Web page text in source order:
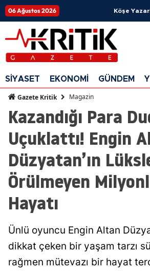
06 Ağustos 2026 Köşe
SİYASET EKONOMİ GÜNDEM
Gazete Kritik Magazin
Kazandığı Para
Uçuklattı! Engin
Düzyatan’ın
Örülmeyen
Hayatı
Ünlü oyuncu Engin Altan
dikkat çeken bir yaşam tarzı
rağmen mütevazı bir hayat